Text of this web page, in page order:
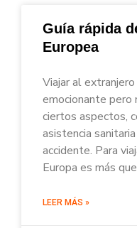
Guía rápida
Europea
Viajar al
emocionante pero
ciertos aspectos,
asistencia
accidente. Para
Europa es más que
LEER MÁS »